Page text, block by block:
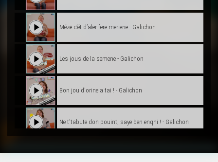
Mézë c’ét d’aler fere meriene - Galichon
Les jous de la semene - Galichon
Bon jou d'orine a tai ! - Galichon
Ne t'tabute don pouint, saye ben enqhi ! - Galichon
Le tour de l'ôtè - Galichon